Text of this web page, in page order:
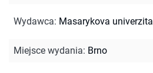
Wydawca: Masarykova univerzita
Miejsce wydania: Brno